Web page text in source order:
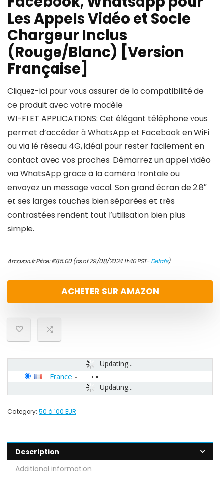
Les Appels Vidéo et Socle
Chargeur Inclus
(Rouge/Blanc) [Version
Française]
Cliquez-ici pour vous assurer de la compatibilité de
ce produit avec votre modèle
WI-FI ET APPLICATIONS: Cet élégant téléphone vous
permet d’accéder à WhatsApp et Facebook en WiFi
ou via lé réseau 4G, idéal pour rester facilement en
contact avec vos proches. Démarrez un appel vidéo
via WhatsApp grâce à la caméra frontale ou
envoyez un message vocal. Son grand écran de 2.8″
et ses larges touches bien séparées et très
contrastées rendent tout l’utilisation bien plus
simple.
Amazon.fr Price:€85.00(as of 29/08/2024 11:40 PST-Details)
ACHETER SUR AMAZON
Updating...
Updating...
France -
Category: 50 à 100 EUR
Description
Additional information